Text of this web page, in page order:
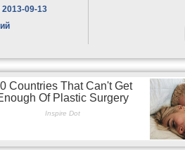
2013-09-13